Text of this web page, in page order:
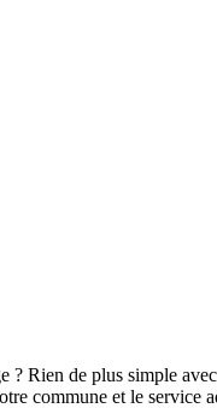
Rien de plus simple
commune et le service